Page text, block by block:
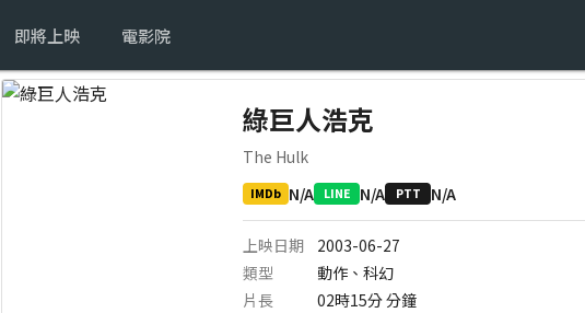
即將上映 電影院
綠巨人浩克
The Hulk
IMDb N/A LINE N/A PTT N/A
上映日期
2003-06-27
類型
動作、科幻
片長
02時15分分鐘